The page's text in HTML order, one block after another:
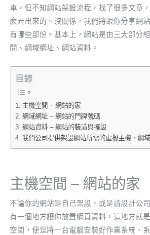
車，但不知網站架設流程，找了很多文章
麼弄出來的。沒關係，我們將跟你分享網
有哪些部份。基本上，網站是由三大部分
間、網域網址、網站資料。
目錄
主機空間 – 網站的家
網域網址 – 網站的門牌號碼
網站資料 – 網站的裝潢與擺設
我們公司提供架設網站所需的虛擬主機、網
主機空間 – 網站的家
不論你的網站是自己架設，或是請設計公
有一個地方讓你放置網頁資料，這地方就
空間，便是將一台電腦安裝好作業系統、